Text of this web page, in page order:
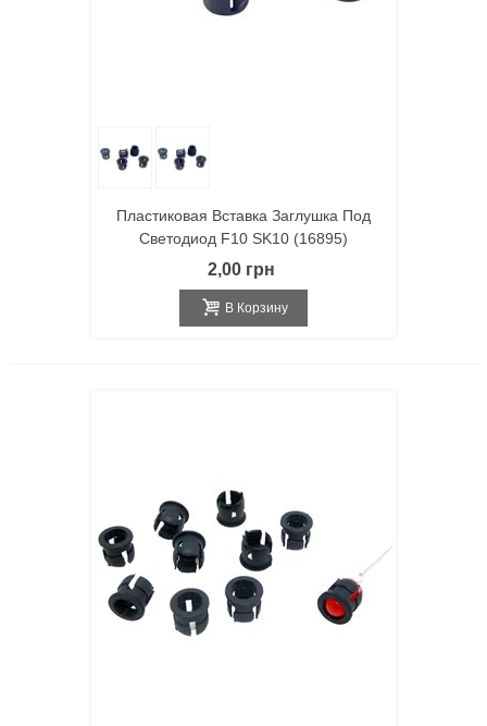
Пластиковая Вставка Заглушка Под
Светодиод F10 SK10 (16895)
2,00 грн
В Корзину